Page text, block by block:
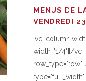
MENUS DE
VENDREDI
[vc_column
width="1/4"][/
row_type="row"